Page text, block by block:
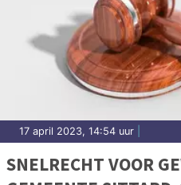
17 april 2023, 14:54 uur
SNELRECHT VOOR